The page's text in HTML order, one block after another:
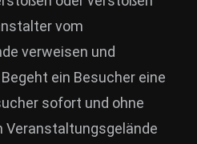
vom
verweisen und
ein Besucher eine
sofort und ohne
Veranstaltungsgelände